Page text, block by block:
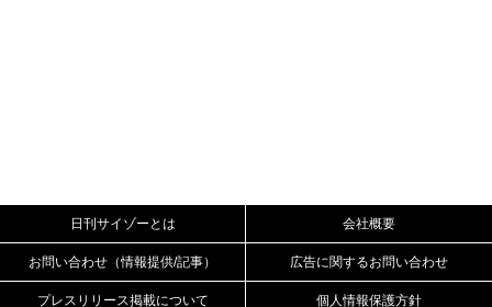
日刊サイゾーとは 会社概要
お問い合わせ（情報提供/記事） 広告に関するお問い合わせ
プレスリリース掲載について 個人情報保護方針